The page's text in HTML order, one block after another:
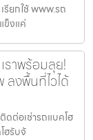
รียกใช้ www.รถ
ข็งแค่
ราพร้อมลุย!
งพื้นที่ไวได้
ดต่อเช่ารถแบคโฮ
ฮรับจ้